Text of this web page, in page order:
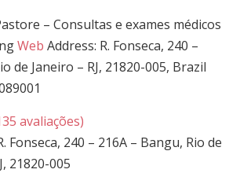
– Consultas e exames médicos
Web Address: R. Fonseca, 240 –
de Janeiro – RJ, 21820-005, Brazil
avaliações)
Fonseca, 240 – 216A – Bangu, Rio de
21820-005